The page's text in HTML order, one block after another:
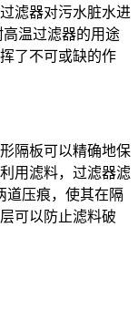
滤器对污水脏水进
温过滤器的用途
了不可或缺的作
隔板可以精确地保
用滤料，过滤器滤
道压痕，使其在隔
可以防止滤料破